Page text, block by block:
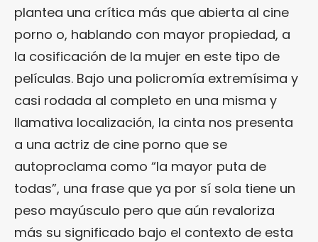
plantea una crítica más que abierta al cine
porno o, hablando con mayor propiedad, a
la cosificación de la mujer en este tipo de
películas. Bajo una policromía extremísima y
casi rodada al completo en una misma y
llamativa localización, la cinta nos presenta
a una actriz de cine porno que se
autoproclama como “la mayor puta de
todas”, una frase que ya por sí sola tiene un
peso mayúsculo pero que aún revaloriza
más su significado bajo el contexto de esta